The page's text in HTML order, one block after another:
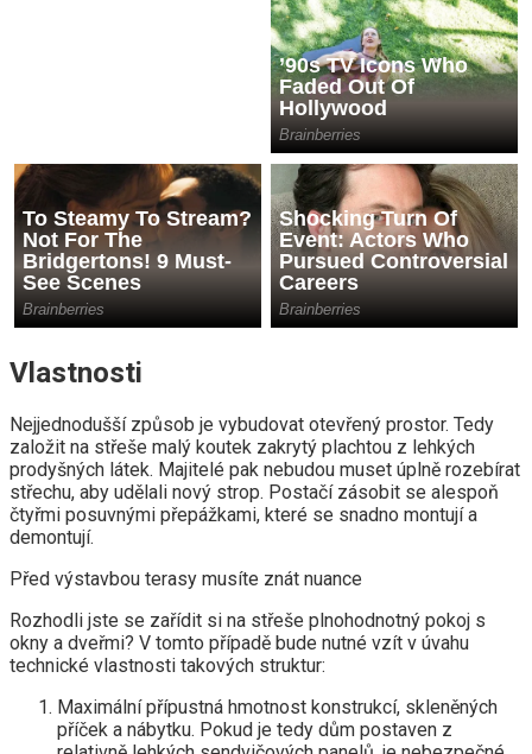
Vlastnosti
Nejjednodušší způsob je vybudovat otevřený prostor. Tedy
založit na střeše malý koutek zakrytý plachtou z lehkých
prodyšných látek. Majitelé pak nebudou muset úplně rozebírat
střechu, aby udělali nový strop. Postačí zásobit se alespoň
čtyřmi posuvnými přepážkami, které se snadno montují a
demontují.
Před výstavbou terasy musíte znát nuance
Rozhodli jste se zařídit si na střeše plnohodnotný pokoj s
okny a dveřmi? V tomto případě bude nutné vzít v úvahu
technické vlastnosti takových struktur:
Maximální přípustná hmotnost konstrukcí, skleněných
příček a nábytku. Pokud je tedy dům postaven z